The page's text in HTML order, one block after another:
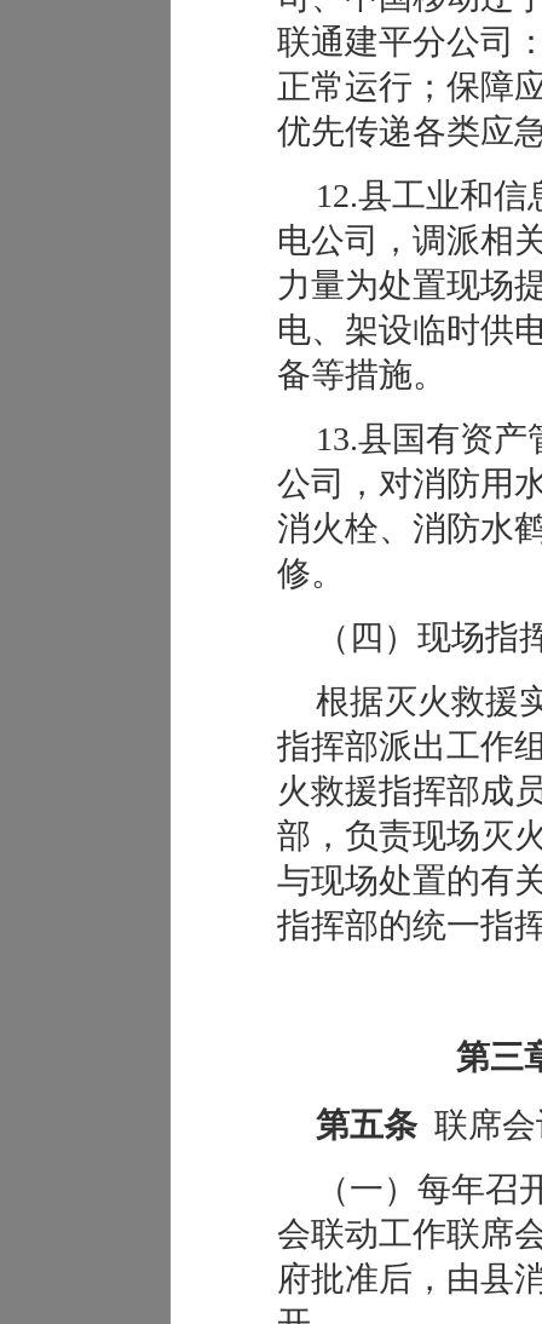
联通建平分公司
正常运行；保障
优先传递各类应
12.县工业和
电公司，调派相
力量为处置现场
电、架设临时供
备等措施。
13.县国有资
公司，对消防用
消火栓、消防水
修。
（四）现场指
根据灭火救援
指挥部派出工作
火救援指挥部成
部，负责现场灭
与现场处置的有
指挥部的统一指
第三
第五条 联席
（一）每年召
会联动工作联席
府批准后，由县